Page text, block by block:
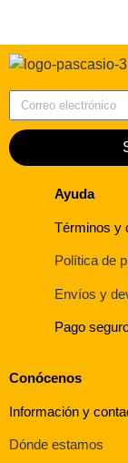
Ayuda
Términos y
Política de
Envíos y
Pago
Conócenos
Información y
Dónde estamos